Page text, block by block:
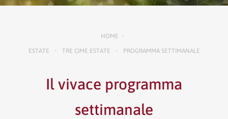
HOME •
ESTATE • TRE CIME ESTATE • PROGRAMMA SETTIMANALE
Il vivace programma
settimanale